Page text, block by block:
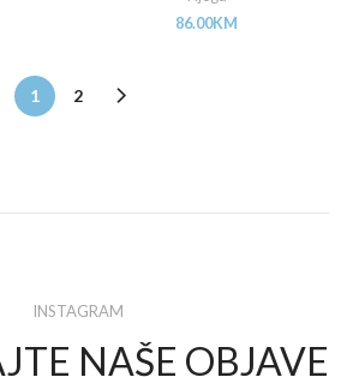
86.00KM
1 2
INSTAGRAM
NAŠE OBJAVE